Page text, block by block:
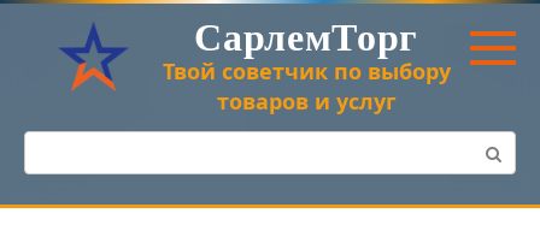
Перейти
контенту
СарлемТорг
Твой советчик по выбору
товаров и услуг
Поиск: